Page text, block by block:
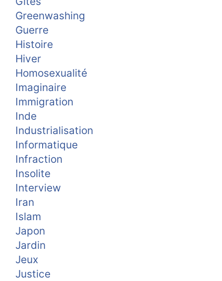
Greenwashing
Guerre
Histoire
Hiver
Homosexualité
Imaginaire
Immigration
Inde
Industrialisation
Informatique
Infraction
Insolite
Interview
Iran
Islam
Japon
Jardin
Jeux
Justice